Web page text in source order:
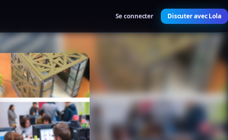
Se connecter Discuter avec Lola